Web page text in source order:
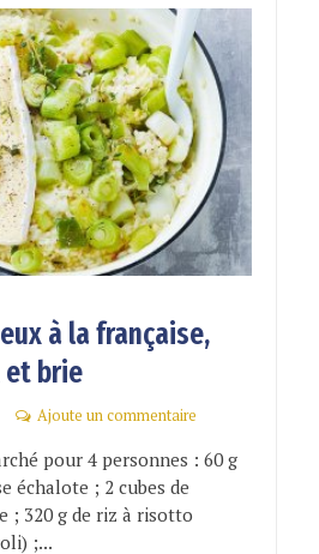
à la française,
et brie
Ajoute un commentaire
pour 4 personnes : 60 g
échalote ; 2 cubes de
; 320 g de riz à risotto
;...